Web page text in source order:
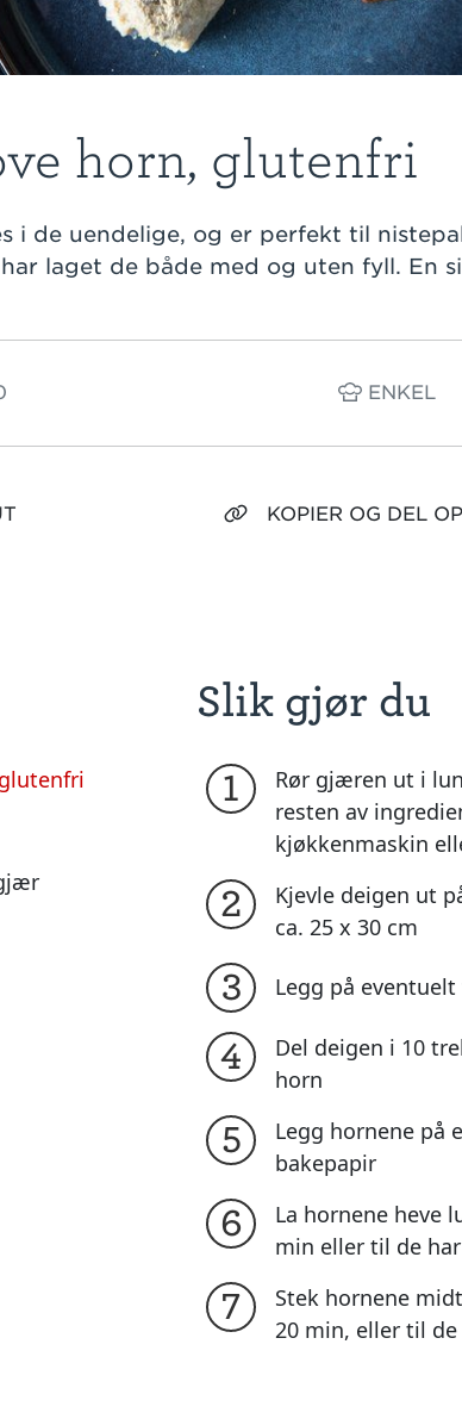
horn, glutenfri
i de uendelige, og er perfekt til
laget de både med og uten fyll. En
ENKEL
KOPIER OG DEL
Slik gjør du
1
Rør gjæren ut i
resten av
kjøkkenmaskin
2
Kjevle deigen ut
ca. 25 x 30 cm
3 Legg på
4
Del deigen i 10
horn
5
Legg hornene på
bakepapir
6
La hornene heve
min eller til de
7
Stek hornene
20 min, eller til